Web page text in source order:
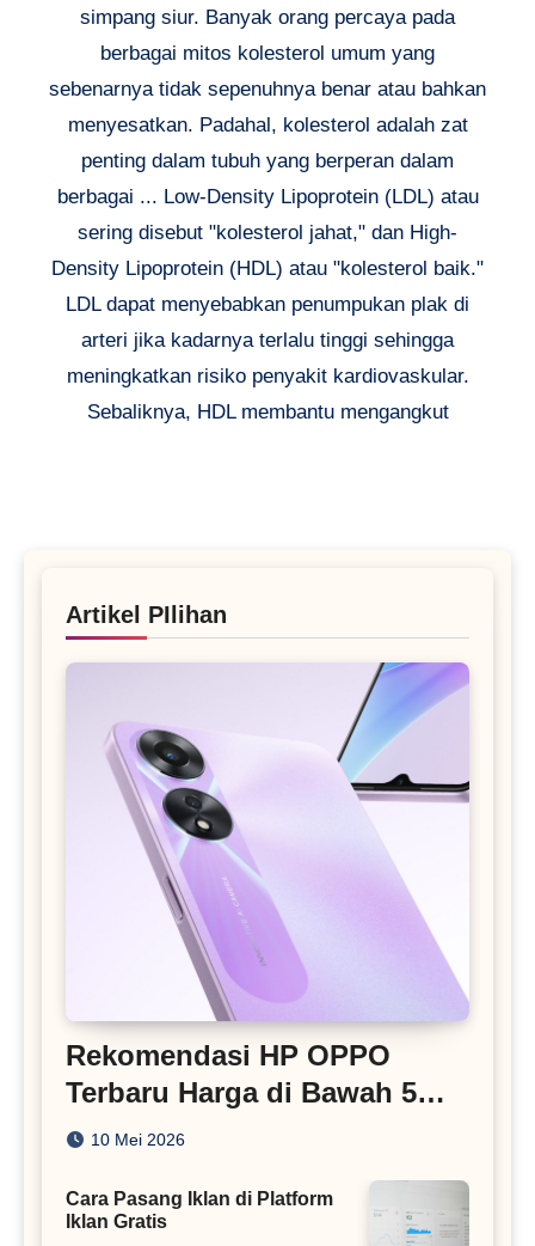
simpang siur. Banyak orang percaya pada
berbagai mitos kolesterol umum yang
sebenarnya tidak sepenuhnya benar atau bahkan
menyesatkan. Padahal, kolesterol adalah zat
penting dalam tubuh yang berperan dalam
berbagai ... Low-Density Lipoprotein (LDL) atau
sering disebut "kolesterol jahat," dan High-
Density Lipoprotein (HDL) atau "kolesterol baik."
LDL dapat menyebabkan penumpukan plak di
arteri jika kadarnya terlalu tinggi sehingga
meningkatkan risiko penyakit kardiovaskular.
Sebaliknya, HDL membantu mengangkut
Artikel PIlihan
Rekomendasi HP OPPO
Terbaru Harga di Bawah 5
Juta
10 Mei 2026
Cara Pasang Iklan di Platform
Iklan Gratis